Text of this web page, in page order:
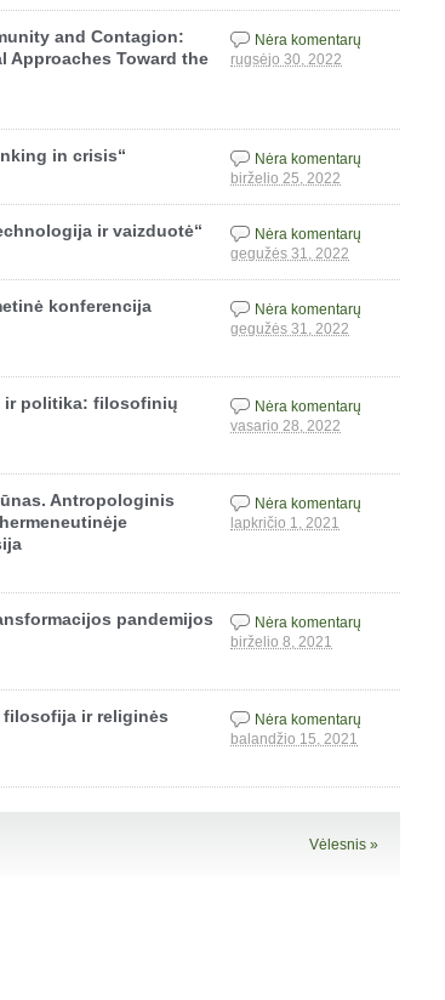
and Contagion:
Approaches Toward the
rugsėjo 30, 2022
Nėra komentarų
in crisis“
birželio 25, 2022
Nėra komentarų
ir vaizduotė“
gegužės 31, 2022
Nėra komentarų
konferencija
gegužės 31, 2022
Nėra komentarų
ir politika: filosofinių
vasario 28, 2022
Nėra komentarų
Antropologinis
lapkričio 1, 2021
Nėra komentarų
pandemijos
birželio 8, 2021
Nėra komentarų
filosofija ir religinės
balandžio 15, 2021
Nėra komentarų
Vėlesnis »